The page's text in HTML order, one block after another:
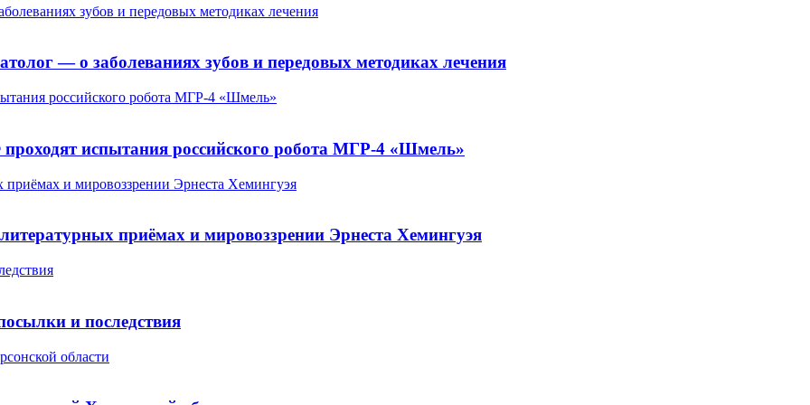
зубов и передовых методиках лечения
— о заболеваниях зубов и передовых методиках лечения
российского робота МГР-4 «Шмель»
испытания российского робота МГР-4 «Шмель»
и мировоззрении Эрнеста Хемингуэя
приёмах и мировоззрении Эрнеста Хемингуэя
и последствия
области